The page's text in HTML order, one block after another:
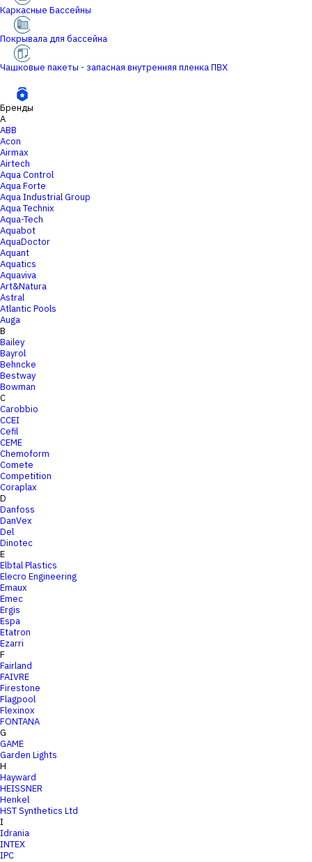
Каркасные Бассейны
Покрывала для бассейна
Чашковые пакеты - запасная внутренняя пленка ПВХ
Бренды
A
ABB
Acon
Airmax
Airtech
Aqua Control
Aqua Forte
Aqua Industrial Group
Aqua Technix
Aqua-Tech
Aquabot
AquaDoctor
Aquant
Aquatics
Aquaviva
Art&Natura
Astral
Atlantic Pools
Auga
B
Bailey
Bayrol
Behncke
Bestway
Bowman
C
Carobbio
CCEI
Cefil
CEME
Chemoform
Comete
Competition
Coraplax
D
Danfoss
DanVex
Del
Dinotec
E
Elbtal Plastics
Elecro Engineering
Emaux
Emec
Ergis
Espa
Etatron
Ezarri
F
Fairland
FAIVRE
Firestone
Flagpool
Flexinox
FONTANA
G
GAME
Garden Lights
H
Hayward
HEISSNER
Henkel
HST Synthetics Ltd
I
Idrania
INTEX
IPC